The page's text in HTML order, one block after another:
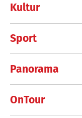
Kultur
Sport
Panorama
OnTour